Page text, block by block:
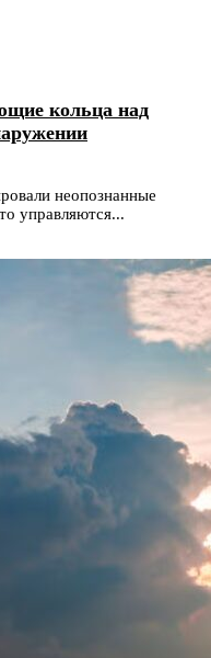
кольца над
неопознанные
управляются...